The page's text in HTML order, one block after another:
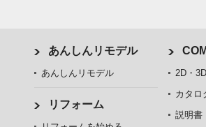
あんしんリモデル
あんしんリモデル
リフォーム
2D・
カタロ
説明書